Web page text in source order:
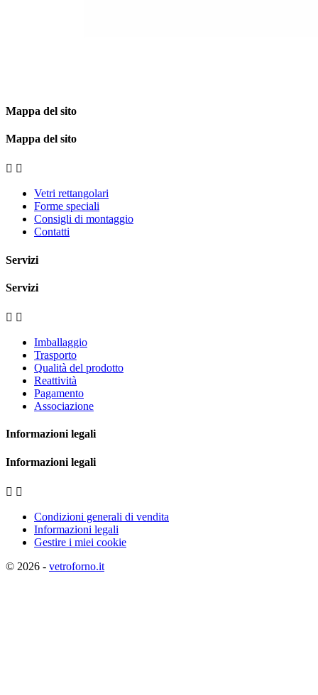
Mappa del sito
Mappa del sito
 
Vetri rettangolari
Forme speciali
Consigli di montaggio
Contatti
Servizi
Servizi
 
Imballaggio
Trasporto
Qualità del prodotto
Reattività
Pagamento
Associazione
Informazioni legali
Informazioni legali
 
Condizioni generali di vendita
Informazioni legali
Gestire i miei cookie
© 2026 - vetroforno.it